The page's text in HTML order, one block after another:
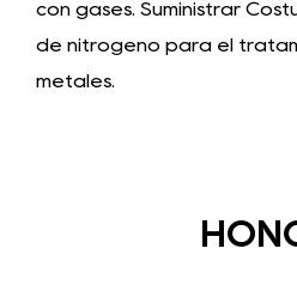
con gases. Suministrar
de nitrógeno para el
metales.